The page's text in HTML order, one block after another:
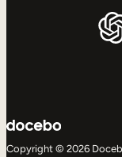
Copyright © 2026